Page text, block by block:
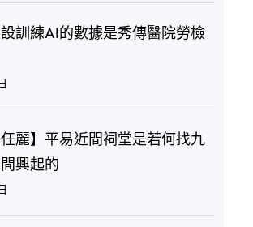
訓練AI的數據是秀傳醫院勞檢
任麗】平易近間祠堂是若何找九
興起的